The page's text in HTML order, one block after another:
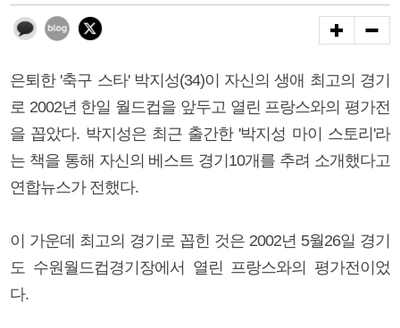
은퇴한 '축구 스타' 박지성(34)이 자신의 생애 최고의 경기
로 2002년 한일 월드컵을 앞두고 열린 프랑스와의 평가전
을 꼽았다. 박지성은 최근 출간한 '박지성 마이 스토리'라
는 책을 통해 자신의 베스트 경기10개를 추려 소개했다고
연합뉴스가 전했다.
이 가운데 최고의 경기로 꼽힌 것은 2002년 5월26일 경기
도 수원월드컵경기장에서 열린 프랑스와의 평가전이었
다.